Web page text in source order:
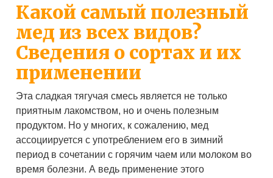
Какой самый полезный
мед из всех видов?
Сведения о сортах и их
применении
Эта сладкая тягучая смесь является не только
приятным лакомством, но и очень полезным
продуктом. Но у многих, к сожалению, мед
ассоциируется с употреблением его в зимний
период в сочетании с горячим чаем или молоком во
время болезни. А ведь применение этого